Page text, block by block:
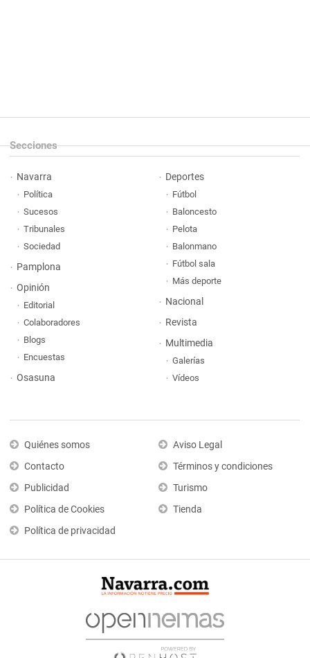
Secciones
Navarra
Política
Sucesos
Tribunales
Sociedad
Pamplona
Opinión
Editorial
Colaboradores
Blogs
Encuestas
Osasuna
Deportes
Fútbol
Baloncesto
Pelota
Balonmano
Fútbol sala
Más deporte
Nacional
Revista
Multimedia
Galerías
Vídeos
Quiénes somos
Contacto
Publicidad
Política de Cookies
Política de privacidad
Aviso Legal
Términos y condiciones
Turismo
Tienda